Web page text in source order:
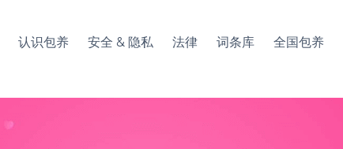
认识包养 安全 & 隐私 法律 词条库 全国包养